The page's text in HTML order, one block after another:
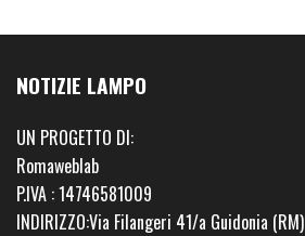
NOTIZIE LAMPO
UN PROGETTO DI:
Romaweblab
P.IVA : 14746581009
INDIRIZZO:Via Filangeri 41/a Guidonia (RM)